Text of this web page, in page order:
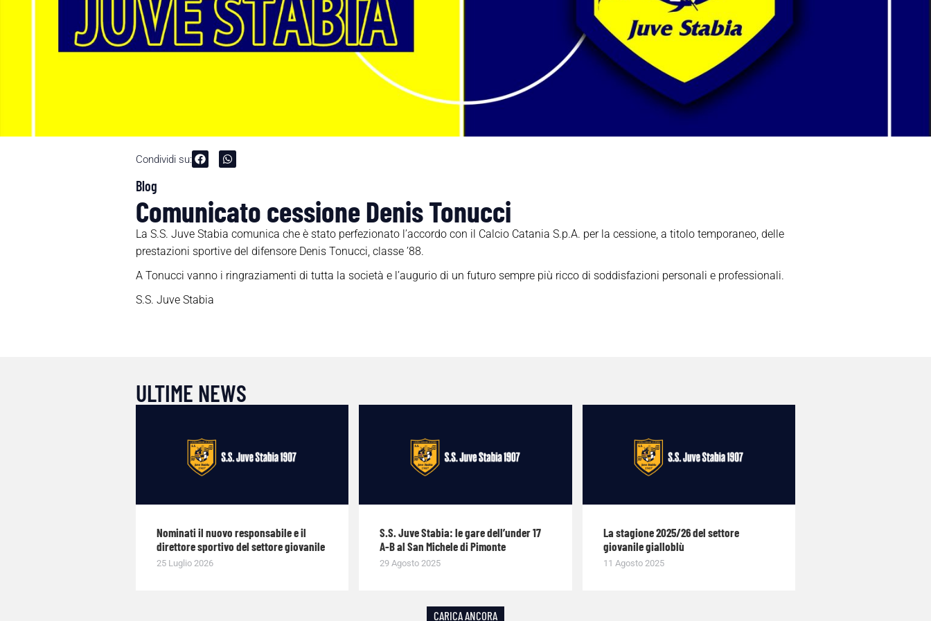
Condividi su:
Blog
Comunicato cessione Denis Tonucci
La S.S. Juve Stabia comunica che è stato perfezionato l’accordo con il Calcio Catania S.p.A. per la cessione, a titolo temporaneo, delle
prestazioni sportive del difensore Denis Tonucci, classe ’88.
A Tonucci vanno i ringraziamenti di tutta la società e l’augurio di un futuro sempre più ricco di soddisfazioni personali e professionali.
S.S. Juve Stabia
ULTIME NEWS
Nominati il nuovo responsabile e il
direttore sportivo del settore giovanile
25 Luglio 2026
S.S. Juve Stabia: le gare dell’under 17
A-B al San Michele di Pimonte
29 Agosto 2025
La stagione 2025/26 del settore
giovanile gialloblù
11 Agosto 2025
CARICA ANCORA